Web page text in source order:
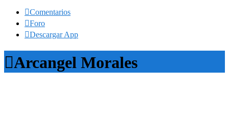
Comentarios
Foro
Descargar App
Arcangel Morales